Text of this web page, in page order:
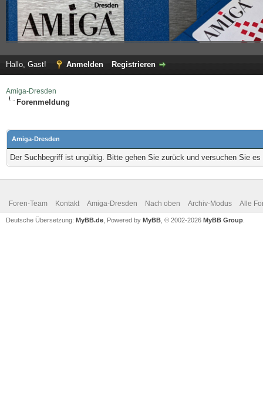
Hallo, Gast! Anmelden Registrieren
Amiga-Dresden
Forenmeldung
Amiga-Dresden
Der Suchbegriff ist ungültig. Bitte gehen Sie zurück und versuchen Sie es
Foren-Team Kontakt Amiga-Dresden Nach oben Archiv-Modus Alle
Deutsche Übersetzung: MyBB.de , Powered by MyBB , © 2002-2026 MyBB Group